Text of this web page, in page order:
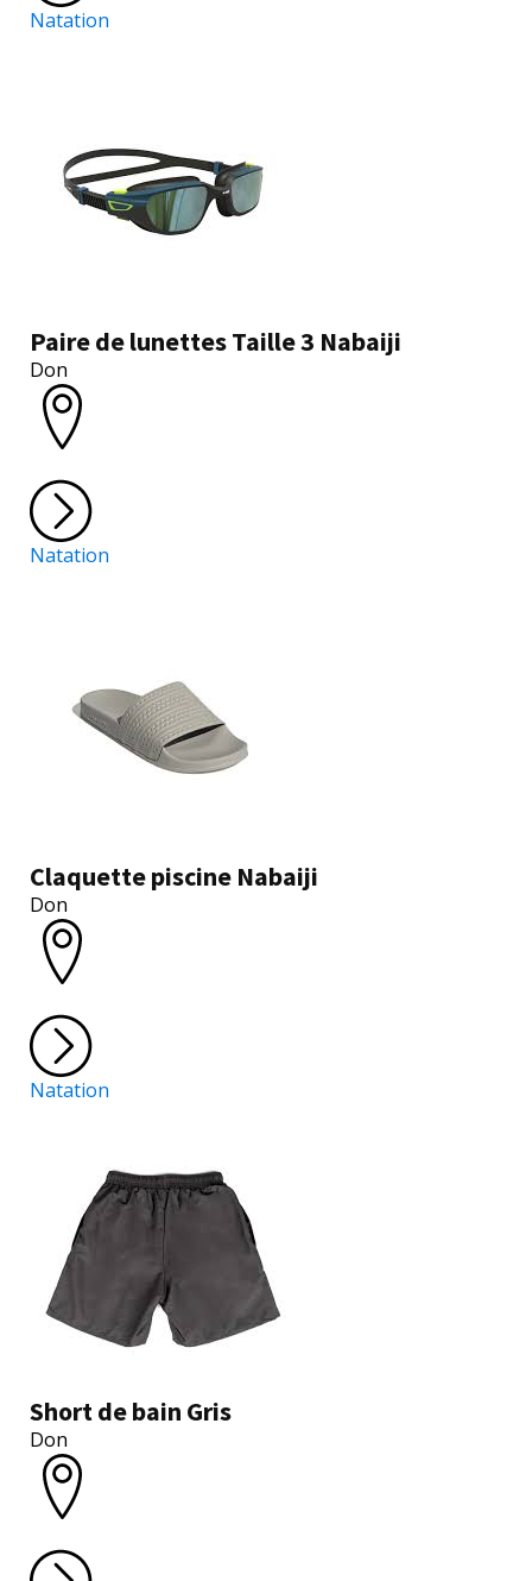
Natation
Paire de lunettes Taille 3 Nabaiji
Don
Natation
Claquette piscine Nabaiji
Don
Natation
Short de bain Gris
Don